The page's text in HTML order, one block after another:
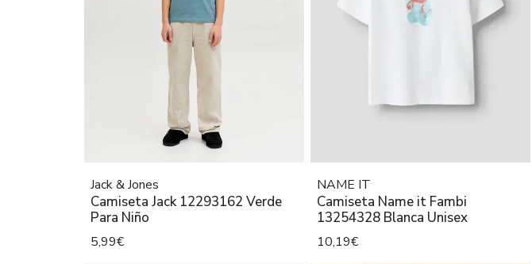
Jack & Jones
Camiseta Jack 12293162 Verde
Para Niño
5,99€
NAME IT
Camiseta Name it Fambi
13254328 Blanca Unisex
10,19€